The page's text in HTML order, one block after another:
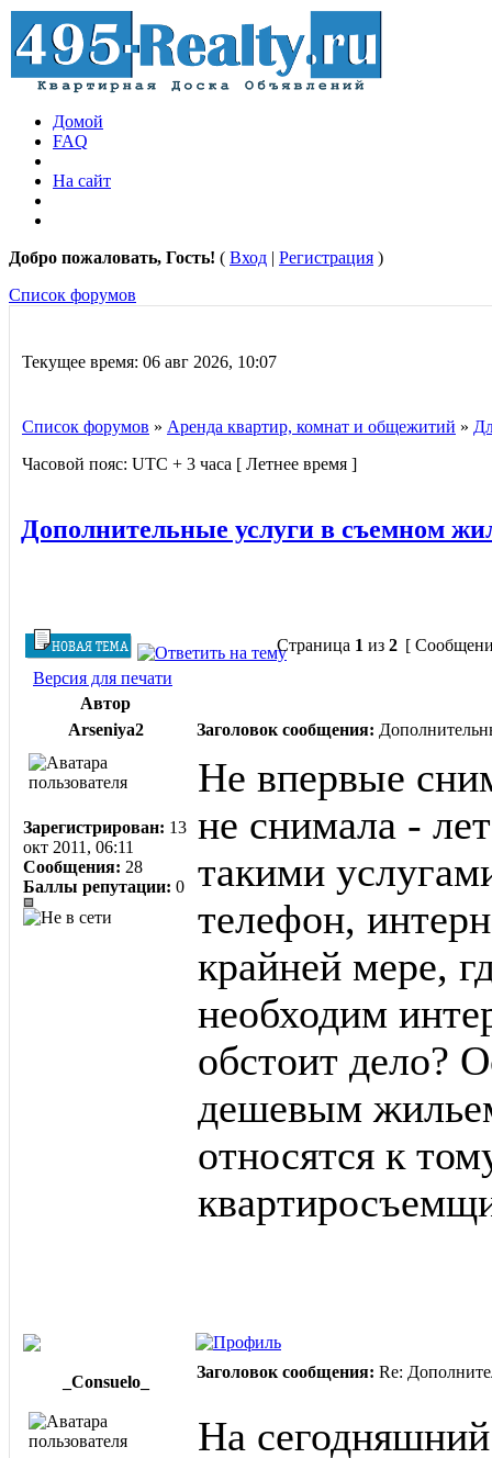
Домой
FAQ
На сайт
Добро пожаловать, Гость! ( Вход | Регистрация )
Список форумов
Текущее время: 06 авг 2026, 10:07
Список форумов » Аренда квартир, комнат и общежитий »
Часовой пояс: UTC + 3 часа [ Летнее время ]
Дополнительные услуги в съемном
Страница 1 из 2 [
Версия для печати
Автор
Arseniya2
Заголовок сообщения:
Зарегистрирован: 13
окт 2011, 06:11
Сообщения: 28
Баллы репутации: 0
Не впервые
не снимала -
такими
телефон,
крайней мере,
необходим
обстоит дело?
дешевым
относятся к
_Consuelo_
Заголовок сообщения: Re:
На